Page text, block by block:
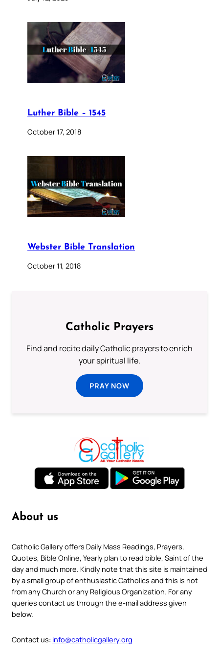
Luther Bible – 1545
October 17, 2018
Webster Bible Translation
October 11, 2018
Catholic Prayers
Find and recite daily Catholic prayers to enrich
your spiritual life.
PRAY NOW
About us
Catholic Gallery offers Daily Mass Readings, Prayers,
Quotes, Bible Online, Yearly plan to read bible, Saint of the
day and much more. Kindly note that this site is maintained
by a small group of enthusiastic Catholics and this is not
from any Church or any Religious Organization. For any
queries contact us through the e-mail address given
below.
Contact us: info@catholicgallery.org